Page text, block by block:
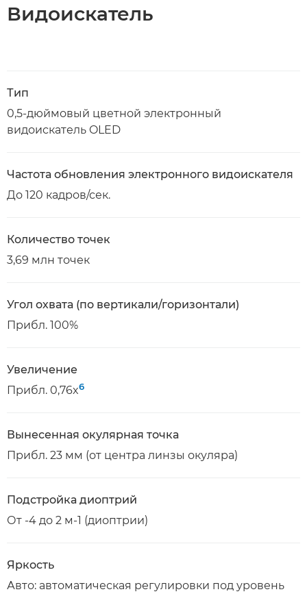
Видоискатель
Тип
0,5-дюймовый цветной электронный
видоискатель OLED
Частота обновления электронного видоискателя
До 120 кадров/сек.
Количество точек
3,69 млн точек
Угол охвата (по вертикали/горизонтали)
Прибл. 100%
Увеличение
Прибл. 0,76x6
Вынесенная окулярная точка
Прибл. 23 мм (от центра линзы окуляра)
Подстройка диоптрий
От -4 до 2 м-1 (диоптрии)
Яркость
Авто: автоматическая регулировки под уровень